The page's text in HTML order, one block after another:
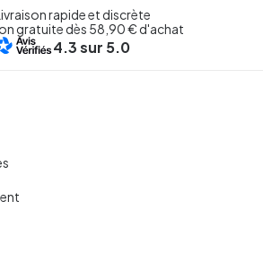
rapide et discrète
gratuite dès 58,90 € d'achat
4.3sur 5.0